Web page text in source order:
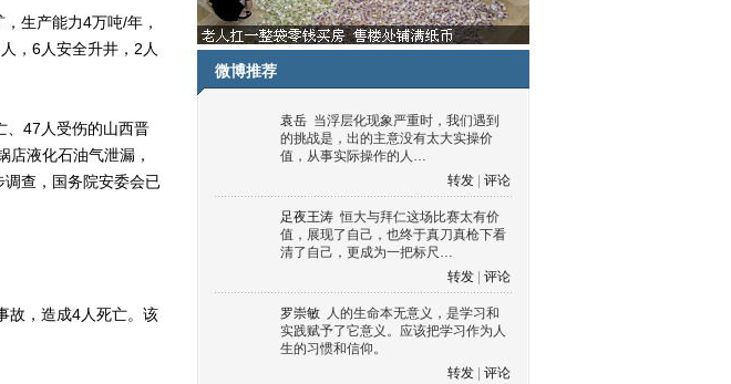
生产能力4万吨/年，
，6人安全升井，2人
47人受伤的山西晋
店液化石油气泄漏，
查，国务院安委会已
，造成4人死亡。该
微博推荐
袁岳 当浮层化现象严重时，我们遇到
的挑战是，出的主意没有太大实操价
值，从事实际操作的人…
转发
评论
足夜王涛 恒大与拜仁这场比赛太有价
值，展现了自己，也终于真刀真枪下看
清了自己，更成为一把标尺…
转发
评论
罗崇敏 人的生命本无意义，是学习和
实践赋予了它意义。应该把学习作为人
生的习惯和信仰。
转发
评论